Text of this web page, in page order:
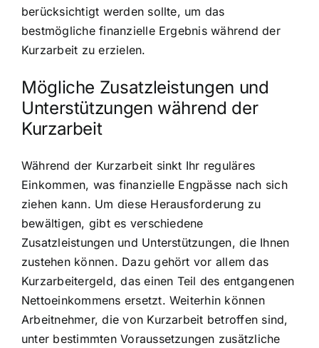
berücksichtigt werden sollte, um das
bestmögliche finanzielle Ergebnis während der
Kurzarbeit zu erzielen.
Mögliche Zusatzleistungen und
Unterstützungen während der
Kurzarbeit
Während der Kurzarbeit sinkt Ihr reguläres
Einkommen, was finanzielle Engpässe nach sich
ziehen kann. Um diese Herausforderung zu
bewältigen, gibt es verschiedene
Zusatzleistungen und Unterstützungen, die Ihnen
zustehen können. Dazu gehört vor allem das
Kurzarbeitergeld, das einen Teil des entgangenen
Nettoeinkommens ersetzt. Weiterhin können
Arbeitnehmer, die von Kurzarbeit betroffen sind,
unter bestimmten Voraussetzungen zusätzliche